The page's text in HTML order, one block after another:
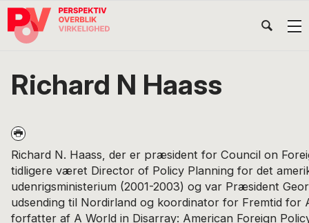
Gå
direkte
navigation
Skip
indhold
Gå
direkte
POV
International
Richard N Haass
Richard N. Haass, der er præsident for Council on
tidligere været Director of Policy Planning for det
udenrigsministerium (2001-2003) og var Præsident
udsending til Nordirland og koordinator for Fremtid for
forfatter af A World in Disarray: American Foreign